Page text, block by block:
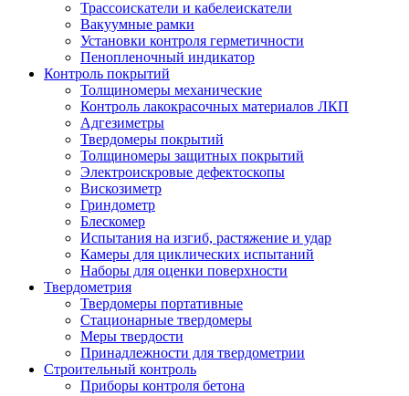
Трассоискатели и кабелеискатели
Вакуумные рамки
Установки контроля герметичности
Пенопленочный индикатор
Контроль покрытий
Толщиномеры механические
Контроль лакокрасочных материалов ЛКП
Адгезиметры
Твердомеры покрытий
Толщиномеры защитных покрытий
Электроискровые дефектоскопы
Вискозиметр
Гриндометр
Блескомер
Испытания на изгиб, растяжение и удар
Камеры для циклических испытаний
Наборы для оценки поверхности
Твердометрия
Твердомеры портативные
Стационарные твердомеры
Меры твердости
Принадлежности для твердометрии
Строительный контроль
Приборы контроля бетона